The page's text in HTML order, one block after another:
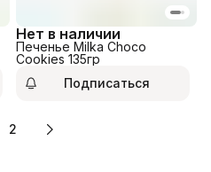
Нет в наличии
Печенье Milka Choco
Cookies 135гр
Подписаться
2